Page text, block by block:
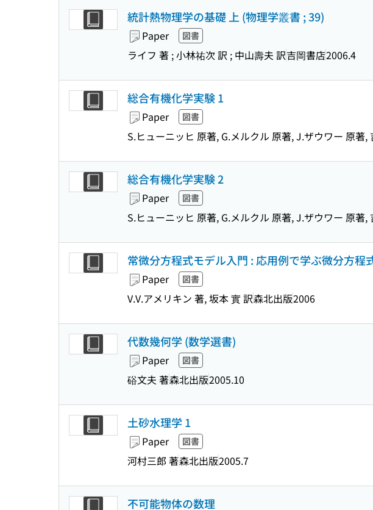
統計熱物理学の基礎 上 (物理学叢書 ; 39)
Paper 図書
ライフ 著 ; 小林祐次 訳 ; 中山壽夫 訳吉岡書店2006.4
総合有機化学実験 1
Paper 図書
S.ヒューニッヒ 原著, G.メルクル 原著, J.ザウワー 原
総合有機化学実験 2
Paper 図書
S.ヒューニッヒ 原著, G.メルクル 原著, J.ザウワー 原
常微分方程式モデル入門 : 応用例で学ぶ微分方程
Paper 図書
V.V.アメリキン 著, 坂本 實 訳森北出版2006
代数幾何学 (数学選書)
Paper 図書
硲文夫 著森北出版2005.10
土砂水理学 1
Paper 図書
河村三郎 著森北出版2005.7
不可能物体の数理